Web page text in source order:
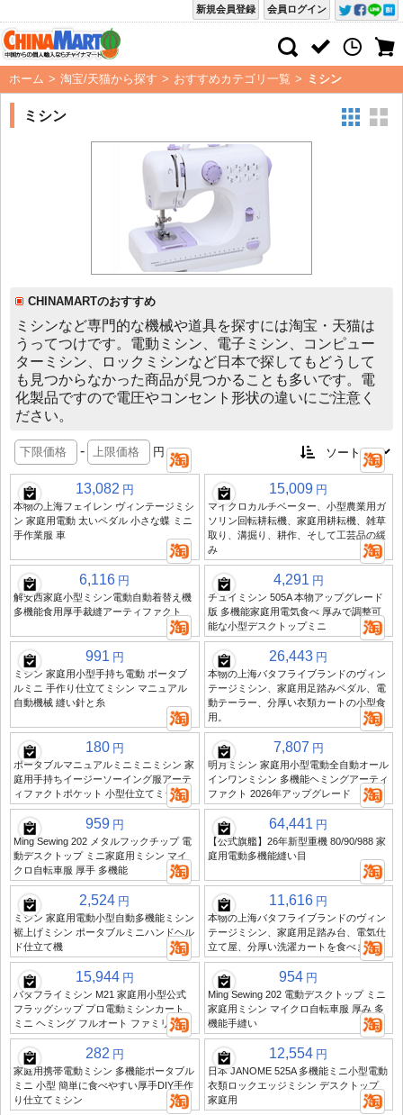
会員ログイン
新規会員登録
ホーム > 淘宝/天猫から探す > おすすめカテゴリ一覧 > ミシン
ミシン
CHINAMARTのおすすめ
ミシンなど専門的な機械や道具を探すには淘宝・天猫は
うってつけです。電動ミシン、電子ミシン、コンピュー
ターミシン、ロックミシンなど日本で探してもどうして
も見つからなかった商品が見つかることも多いです。電
化製品ですので電圧やコンセント形状の違いにご注意く
ださい。
- 円
13,082 円
本物の上海フェイレン ヴィンテージミシ
ン 家庭用電動 太いペダル 小さな蝶 ミニ
手作業服 車
15,009 円
マイクロカルチベーター、小型農業用ガ
ソリン回転耕耘機、家庭用耕耘機、雑草
取り、溝掘り、耕作、そして工芸品の緩
み
6,116 円
解安西家庭小型ミシン電動自動着替え機
多機能食用厚手裁縫アーティファクト
4,291 円
チュイミシン 505A 本物アップグレード
版 多機能家庭用電気食べ 厚みで調整可
能な小型デスクトップミニ
991 円
ミシン 家庭用小型手持ち電動 ポータブ
ルミニ 手作り仕立てミシン マニュアル
自動機械 縫い針と糸
26,443 円
本物の上海バタフライブランドのヴィン
テージミシン、家庭用足踏みペダル、電
動テーラー、分厚い衣類カートの小型食
用。
180 円
ポータブルマニュアルミニミニミシン 家
庭用手持ちイージーソーイング服アーテ
ィファクトポケット 小型仕立てミシン
7,807 円
明月ミシン 家庭用小型電動全自動オール
インワンミシン 多機能ヘミングアーティ
ファクト 2026年アップグレード
959 円
Ming Sewing 202 メタルフックチップ 電
動デスクトップ ミニ家庭用ミシン マイ
クロ自転車服 厚手 多機能
64,441 円
【公式旗艦】26年新型重機 80/90/988 家
庭用電動多機能縫い目
2,524 円
ミシン 家庭用電動小型自動多機能ミシン
裾上げミシン ポータブルミニハンドヘル
ド仕立て機
11,616 円
本物の上海バタフライブランドのヴィン
テージミシン、家庭用足踏み台、電気仕
立て屋、分厚い洗濯カートを食べます。
15,944 円
バタフライミシン M21 家庭用小型公式
フラッグシップ プロ電動ミシンカート
ミニ ヘミング フルオート ファミリー
954 円
Ming Sewing 202 電動デスクトップ ミニ
家庭用ミシン マイクロ自転車服 厚み 多
機能手縫い
282 円
家庭用携帯電動ミシン 多機能ポータブル
ミニ 小型 簡単に食べやすい厚手DIY手作
り仕立てミシン
12,554 円
日本 JANOME 525A 多機能ミニ小型電動
衣類ロックエッジミシン デスクトップ
家庭用